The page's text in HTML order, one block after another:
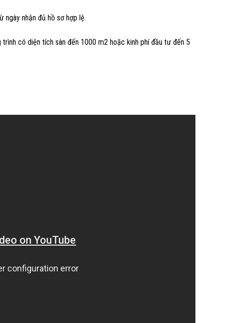
ngày nhận đủ hồ sơ hợp lệ.
có diện tích sàn đến 1000 m2 hoặc kinh phí đầu tư đến 5